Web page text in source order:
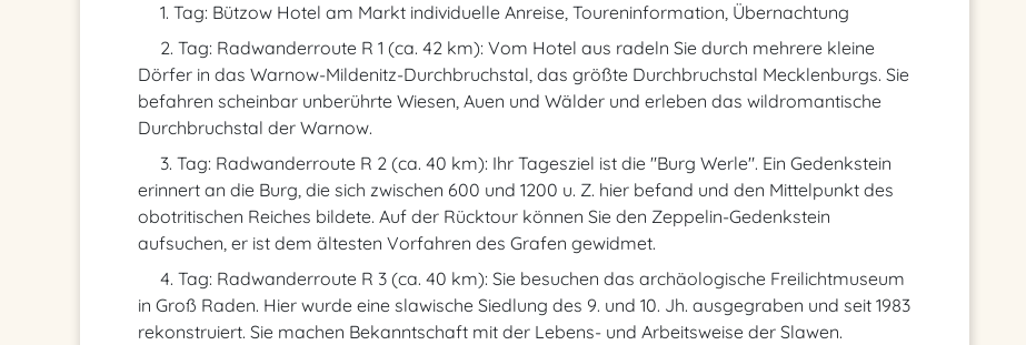
1. Tag: Bützow Hotel am Markt individuelle Anreise, Toureninformation, Übernachtung
2. Tag: Radwanderroute R 1 (ca. 42 km): Vom Hotel aus radeln Sie durch mehrere kleine
Dörfer in das Warnow-Mildenitz-Durchbruchstal, das größte Durchbruchstal Mecklenburgs. Sie
befahren scheinbar unberührte Wiesen, Auen und Wälder und erleben das wildromantische
Durchbruchstal der Warnow.
3. Tag: Radwanderroute R 2 (ca. 40 km): Ihr Tagesziel ist die "Burg Werle". Ein Gedenkstein
erinnert an die Burg, die sich zwischen 600 und 1200 u. Z. hier befand und den Mittelpunkt des
obotritischen Reiches bildete. Auf der Rücktour können Sie den Zeppelin-Gedenkstein
aufsuchen, er ist dem ältesten Vorfahren des Grafen gewidmet.
4. Tag: Radwanderroute R 3 (ca. 40 km): Sie besuchen das archäologische Freilichtmuseum
in Groß Raden. Hier wurde eine slawische Siedlung des 9. und 10. Jh. ausgegraben und seit 1983
rekonstruiert. Sie machen Bekanntschaft mit der Lebens- und Arbeitsweise der Slawen.